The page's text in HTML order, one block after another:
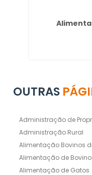
OUTRAS
Administração de
Administração Rural
Alimentação Bovinos
Alimentação de
Alimentação de Gatos